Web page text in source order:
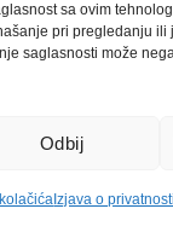
sa ovim
pri pregledanju ili
saglasnosti može
Odbij
Izjava o privatnosti
godine,
da smo